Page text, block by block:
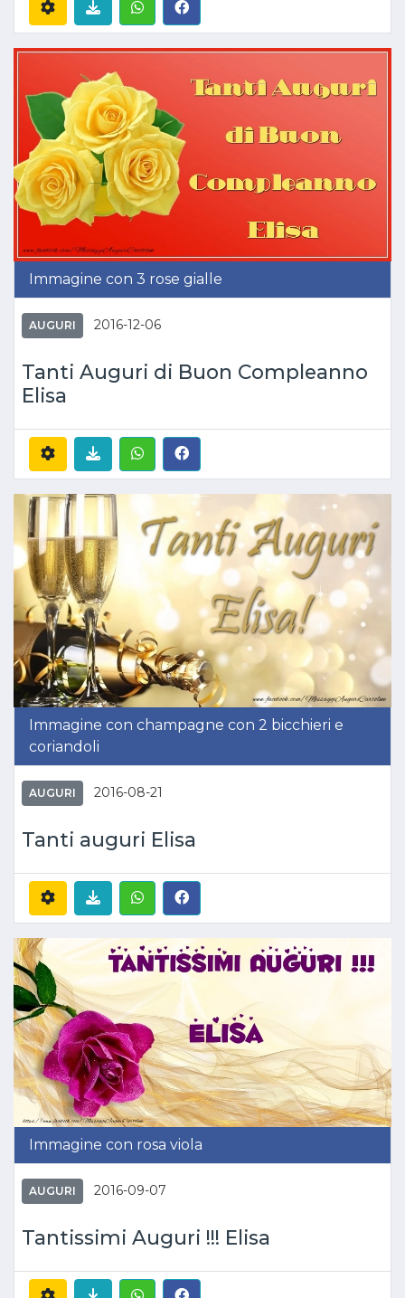
Immagine con 3 rose gialle
AUGURI 2016-12-06
Tanti Auguri di Buon Compleanno
Elisa
Immagine con champagne con 2 bicchieri e
coriandoli
AUGURI 2016-08-21
Tanti auguri Elisa
Immagine con rosa viola
AUGURI 2016-09-07
Tantissimi Auguri !!! Elisa